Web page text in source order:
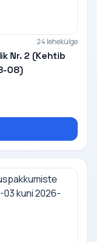
24 lehekülge
Nr. 2 (Kehtib
08)